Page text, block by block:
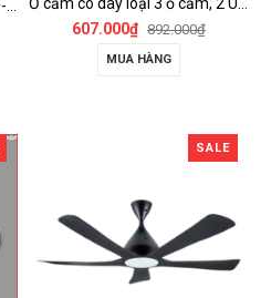
Quạt trần 3 cánh Panasonic F-60FV2
607.000₫ 892.000₫
MUA HÀNG
SALE